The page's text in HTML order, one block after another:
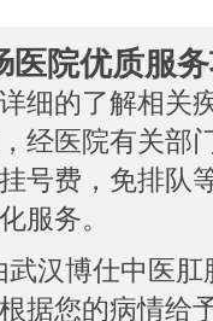
医院优质服
细的了解相关
经医院有关部
号费，免排队
服务。
武汉博仕中医
据您的病情给